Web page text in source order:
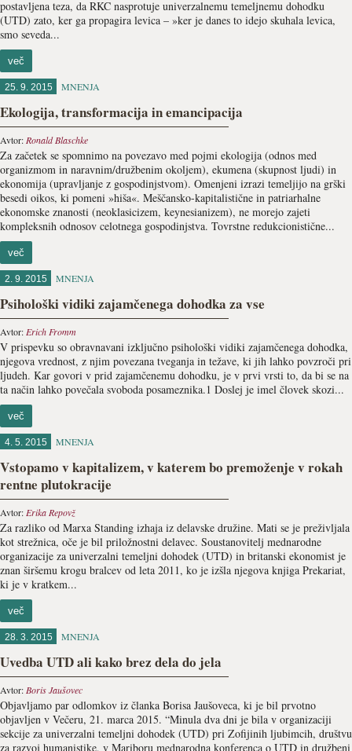
postavljena teza, da RKC nasprotuje univerzalnemu temeljnemu dohodku
(UTD) zato, ker ga propagira levica – »ker je danes to idejo skuhala levica,
smo seveda...
več
25. 9. 2015 MNENJA
Ekologija, transformacija in emancipacija
Avtor: Ronald Blaschke
Za začetek se spomnimo na povezavo med pojmi ekologija (odnos med
organizmom in naravnim/družbenim okoljem), ekumena (skupnost ljudi) in
ekonomija (upravljanje z gospodinjstvom). Omenjeni izrazi temeljijo na grški
besedi oikos, ki pomeni »hiša«. Meščansko-kapitalistične in patriarhalne
ekonomske znanosti (neoklasicizem, keynesianizem), ne morejo zajeti
kompleksnih odnosov celotnega gospodinjstva. Tovrstne redukcionistične...
več
2. 9. 2015 MNENJA
Psihološki vidiki zajamčenega dohodka za vse
Avtor: Erich Fromm
V prispevku so obravnavani izključno psihološki vidiki zajamčenega dohodka,
njegova vrednost, z njim povezana tveganja in težave, ki jih lahko povzroči pri
ljudeh. Kar govori v prid zajamčenemu dohodku, je v prvi vrsti to, da bi se na
ta način lahko povečala svoboda posameznika.1 Doslej je imel človek skozi...
več
4. 5. 2015 MNENJA
Vstopamo v kapitalizem, v katerem bo premoženje v rokah
rentne plutokracije
Avtor: Erika Repovž
Za razliko od Marxa Standing izhaja iz delavske družine. Mati se je preživljala
kot strežnica, oče je bil priložnostni delavec. Soustanovitelj mednarodne
organizacije za univerzalni temeljni dohodek (UTD) in britanski ekonomist je
znan širšemu krogu bralcev od leta 2011, ko je izšla njegova knjiga Prekariat,
ki je v kratkem...
več
28. 3. 2015 MNENJA
Uvedba UTD ali kako brez dela do jela
Avtor: Boris Jaušovec
Objavljamo par odlomkov iz članka Borisa Jaušoveca, ki je bil prvotno
objavljen v Večeru, 21. marca 2015. “Minula dva dni je bila v organizaciji
sekcije za univerzalni temeljni dohodek (UTD) pri Zofijinih ljubimcih, društvu
za razvoj humanistike, v Mariboru mednarodna konferenca o UTD in družbeni